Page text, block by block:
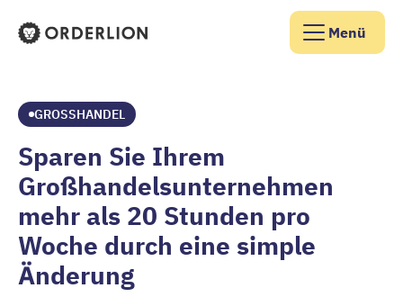
Menü
GROSSHANDEL
Sparen Sie Ihrem
Großhandelsunternehmen
mehr als 20 Stunden pro
Woche durch eine simple
Änderung